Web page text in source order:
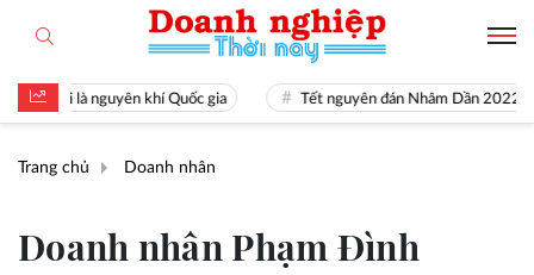
tài là nguyên khí Quốc gia Tết nguyên đán Nhâm Dần 2022
Trang chủ Doanh nhân
Doanh nhân Phạm Đình